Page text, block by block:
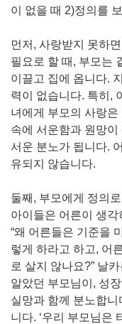
이 없을 때 2)정의를
먼저, 사랑받지 못하
필요로 할 때, 부모는
이끌고 집에 옵니다.
력이 없습니다. 특히,
녀에게 부모의 사랑
속에 서운함과 원망
서운 분노가 됩니다.
유되지 않습니다.
둘째, 부모에게 정의
아이들은 어른이 생
“왜 어른들은 기준을
렇게 하라고 하고, 어
로 살지 않나요?” 날
알았던 부모님이, 성
실망과 함께 분노합
니다. ‘우리 부모님은